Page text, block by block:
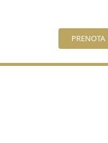
PRENOTA